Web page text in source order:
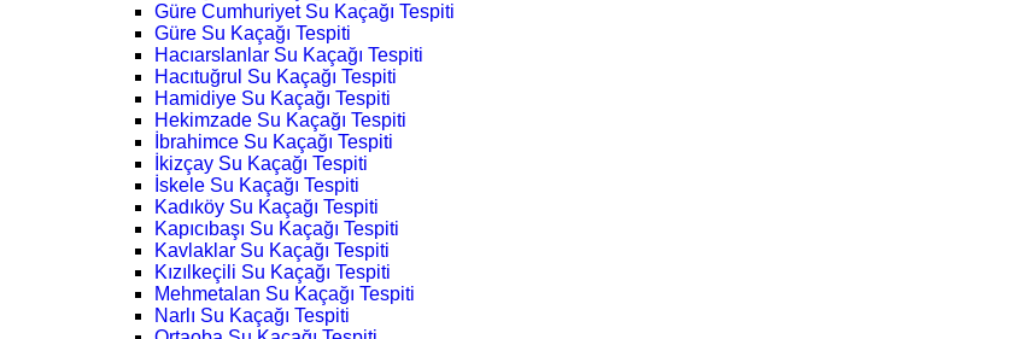
Güre Cumhuriyet Su Kaçağı Tespiti
Güre Su Kaçağı Tespiti
Hacıarslanlar Su Kaçağı Tespiti
Hacıtuğrul Su Kaçağı Tespiti
Hamidiye Su Kaçağı Tespiti
Hekimzade Su Kaçağı Tespiti
İbrahimce Su Kaçağı Tespiti
İkizçay Su Kaçağı Tespiti
İskele Su Kaçağı Tespiti
Kadıköy Su Kaçağı Tespiti
Kapıcıbaşı Su Kaçağı Tespiti
Kavlaklar Su Kaçağı Tespiti
Kızılkeçili Su Kaçağı Tespiti
Mehmetalan Su Kaçağı Tespiti
Narlı Su Kaçağı Tespiti